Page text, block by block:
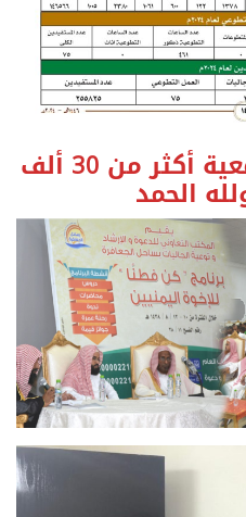
عدد مستفيدي الجمعية أكثر من 30 ألف
الحمد